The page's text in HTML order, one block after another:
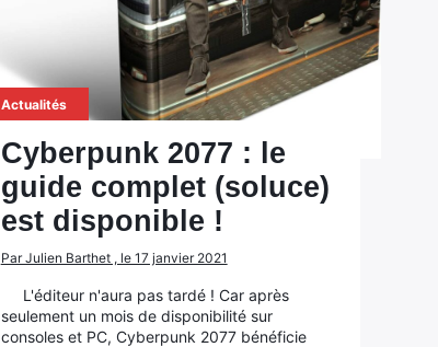
Actualités
Cyberpunk 2077 : le
guide complet (soluce)
est disponible !
Par Julien Barthet , le 17 janvier 2021
L'éditeur n'aura pas tardé ! Car après
seulement un mois de disponibilité sur
consoles et PC, Cyberpunk 2077 bénéficie